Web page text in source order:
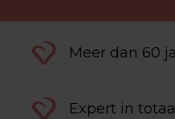
Meer dan 60
Expert in